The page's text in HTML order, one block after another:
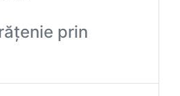
prin